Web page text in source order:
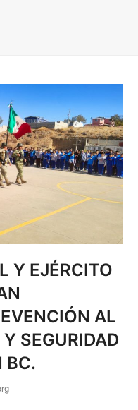
Y EJÉRCITO
AL
SEGURIDAD
BC.